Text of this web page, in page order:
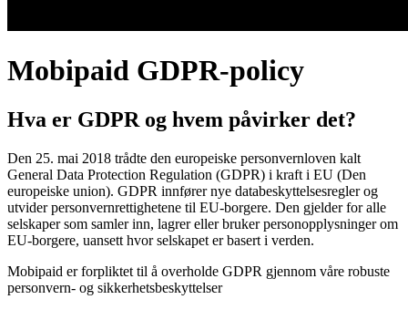
Mobipaid GDPR-policy
Hva er GDPR og hvem påvirker det?
Den 25. mai 2018 trådte den europeiske personvernloven kalt
General Data Protection Regulation (GDPR) i kraft i EU (Den
europeiske union). GDPR innfører nye databeskyttelsesregler og
utvider personvernrettighetene til EU-borgere. Den gjelder for alle
selskaper som samler inn, lagrer eller bruker personopplysninger om
EU-borgere, uansett hvor selskapet er basert i verden.
Mobipaid er forpliktet til å overholde GDPR gjennom våre robuste
personvern- og sikkerhetsbeskyttelser